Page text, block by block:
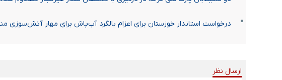
درخواست استاندار خوزستان برای اعزام بالگرد آب‌پاش برای مهار آتش‌سوزی
ارسال نظر